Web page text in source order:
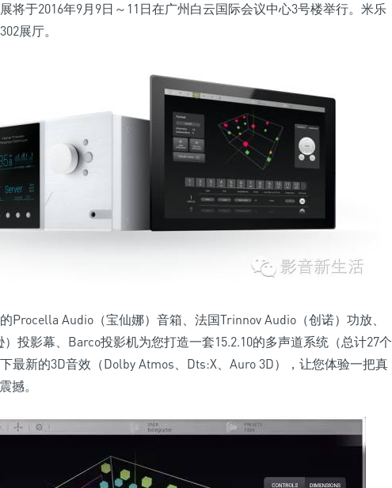
将于2016年9月9日～11日在广州白云国际会议中心3号楼举行。米乐
展厅。
Procella Audio（宝仙娜）音箱、法国Trinnov Audio（创诺）功放、
）投影幕、Barco投影机为您打造一套15.2.10的多声道系统（总计27个
最新的3D音效（Dolby Atmos、Dts:X、Auro 3D），让您体验一把真
撼。